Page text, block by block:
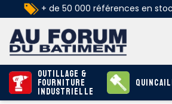
+ de 50 000 références en
Outillage &
Fourniture
industrielle